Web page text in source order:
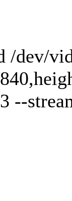
/dev/
--